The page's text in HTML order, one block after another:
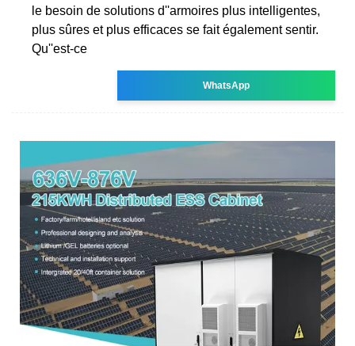
le besoin de solutions d''armoires plus intelligentes,
plus sûres et plus efficaces se fait également sentir.
Qu''est-ce
WhatsApp